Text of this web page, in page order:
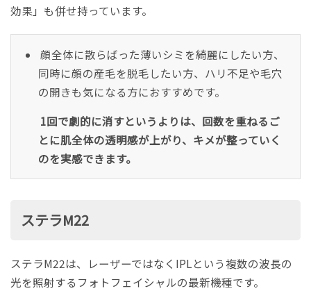
効果」も併せ持っています。
顔全体に散らばった薄いシミを綺麗にしたい方、
同時に顔の産毛を脱毛したい方、ハリ不足や毛穴
の開きも気になる方におすすめです。
1回で劇的に消すというよりは、回数を重ねるご
とに肌全体の透明感が上がり、キメが整っていく
のを実感できます。
ステラM22
ステラM22は、レーザーではなくIPLという複数の波長の
光を照射する フォトフェイシャルの最新機種です。